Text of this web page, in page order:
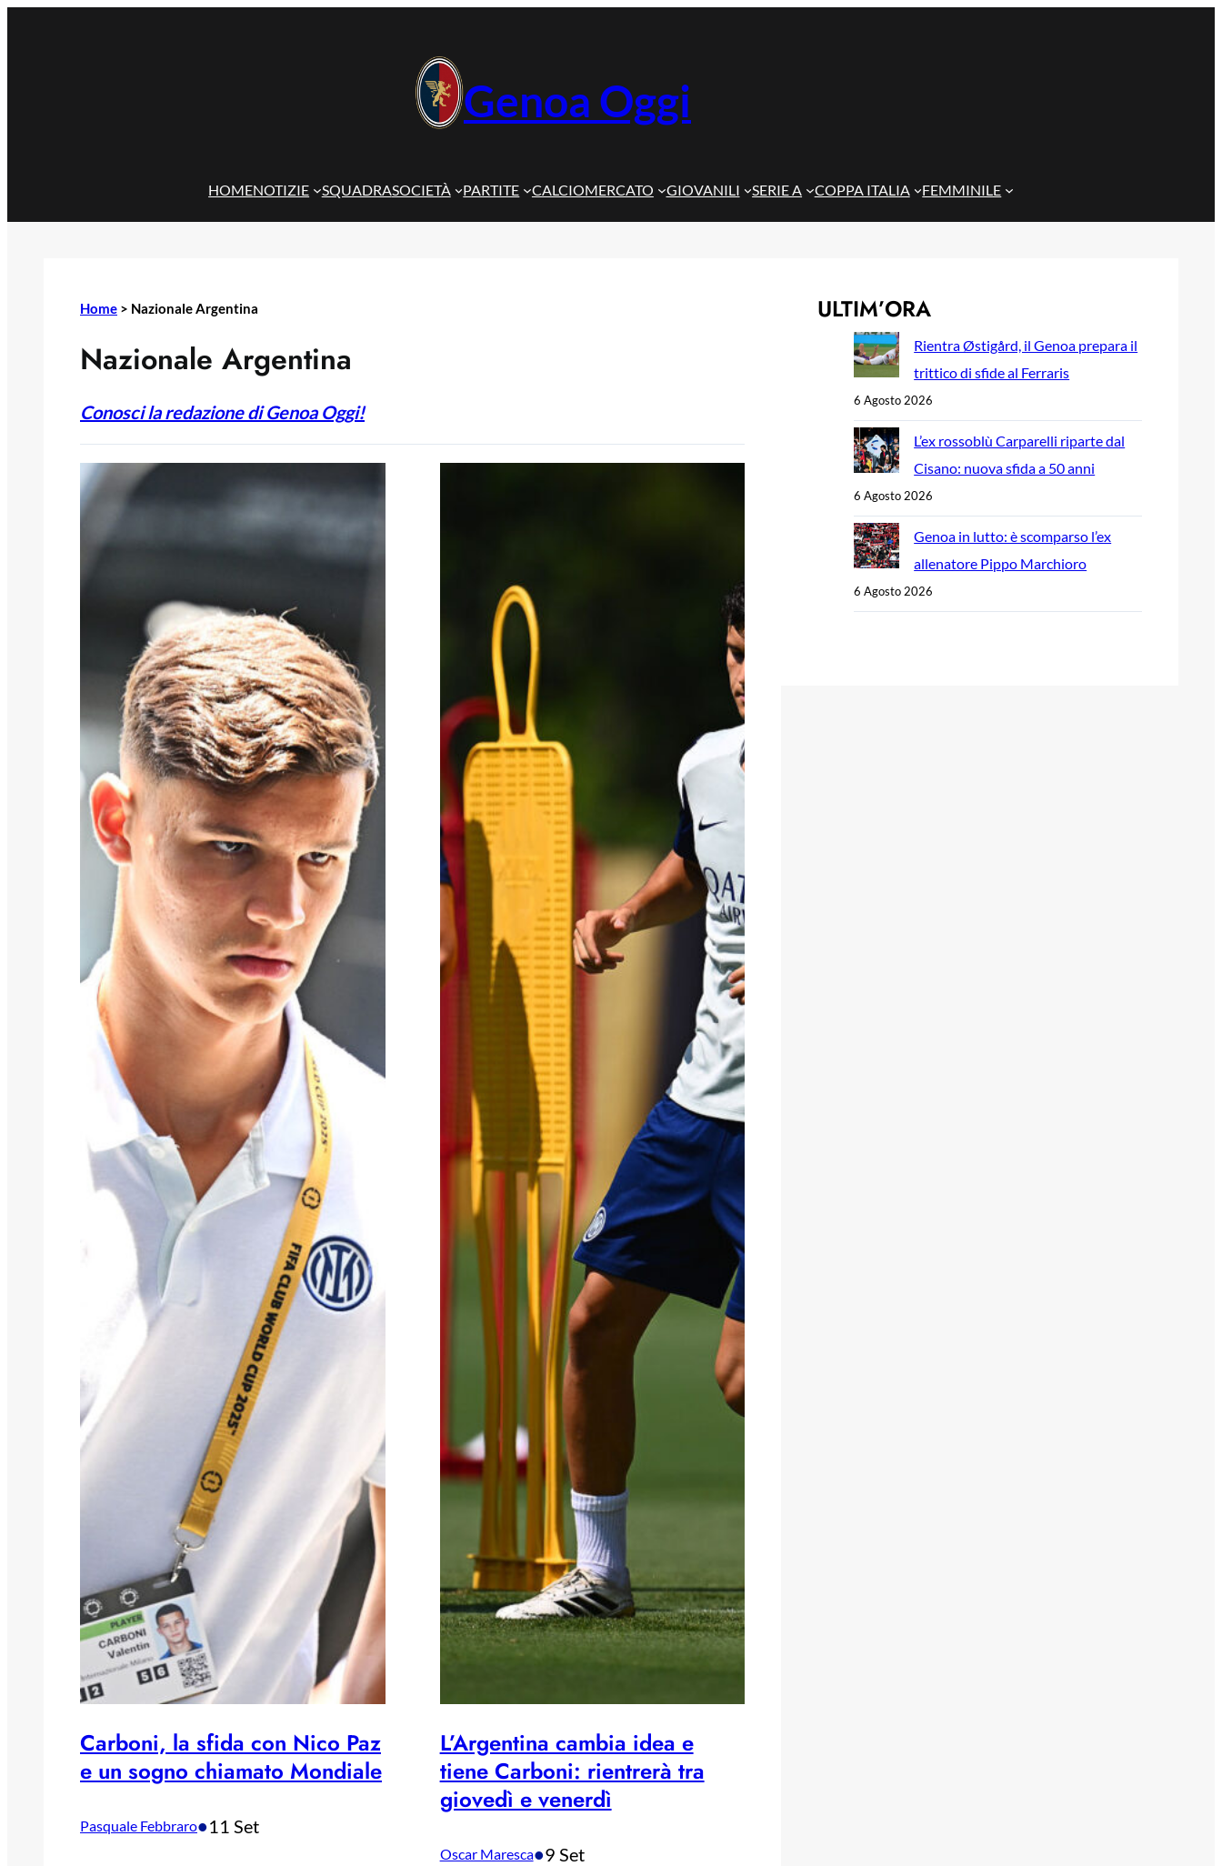
Genoa Oggi
HOMENOTIZIE SQUADRASOCIETÀ PARTITE CALCIOMERCATO GIOVANILI SERIE A COPPA ITALIA FEMMINILE
Home > Nazionale Argentina
Nazionale Argentina
Conosci la redazione di Genoa Oggi!
Carboni, la sfida con Nico Paz
e un sogno chiamato Mondiale
Pasquale Febbraro•11 Set
L’Argentina cambia idea e
tiene Carboni: rientrerà tra
giovedì e venerdì
Oscar Maresca•9 Set
ULTIM’ORA
Rientra Østigård, il Genoa prepara il
trittico di sfide al Ferraris
6 Agosto 2026
L’ex rossoblù Carparelli riparte dal
Cisano: nuova sfida a 50 anni
6 Agosto 2026
Genoa in lutto: è scomparso l’ex
allenatore Pippo Marchioro
6 Agosto 2026